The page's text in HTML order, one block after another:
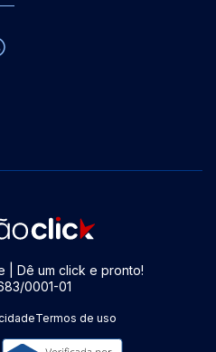
| Dê um click e pronto!
0001-01
Termos de uso